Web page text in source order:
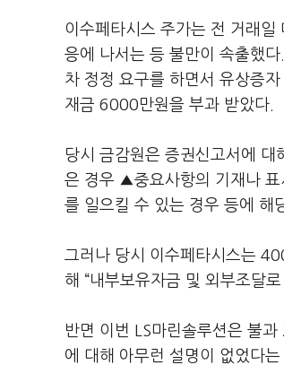
이수페타시스 주가는 전 거래
응에 나서는 등 불만이 속출했
차 정정 요구를 하면서 유상증
재금 6000만원을 부과 받았다.
당시 금감원은 증권신고서에
은 경우 ▲중요사항의 기재나
를 일으킬 수 있는 경우 등에 해
그러나 당시 이수페타시스는
해 “내부보유자금 및 외부조달
반면 이번 LS마린솔루션은 불
에 대해 아무런 설명이 없었다